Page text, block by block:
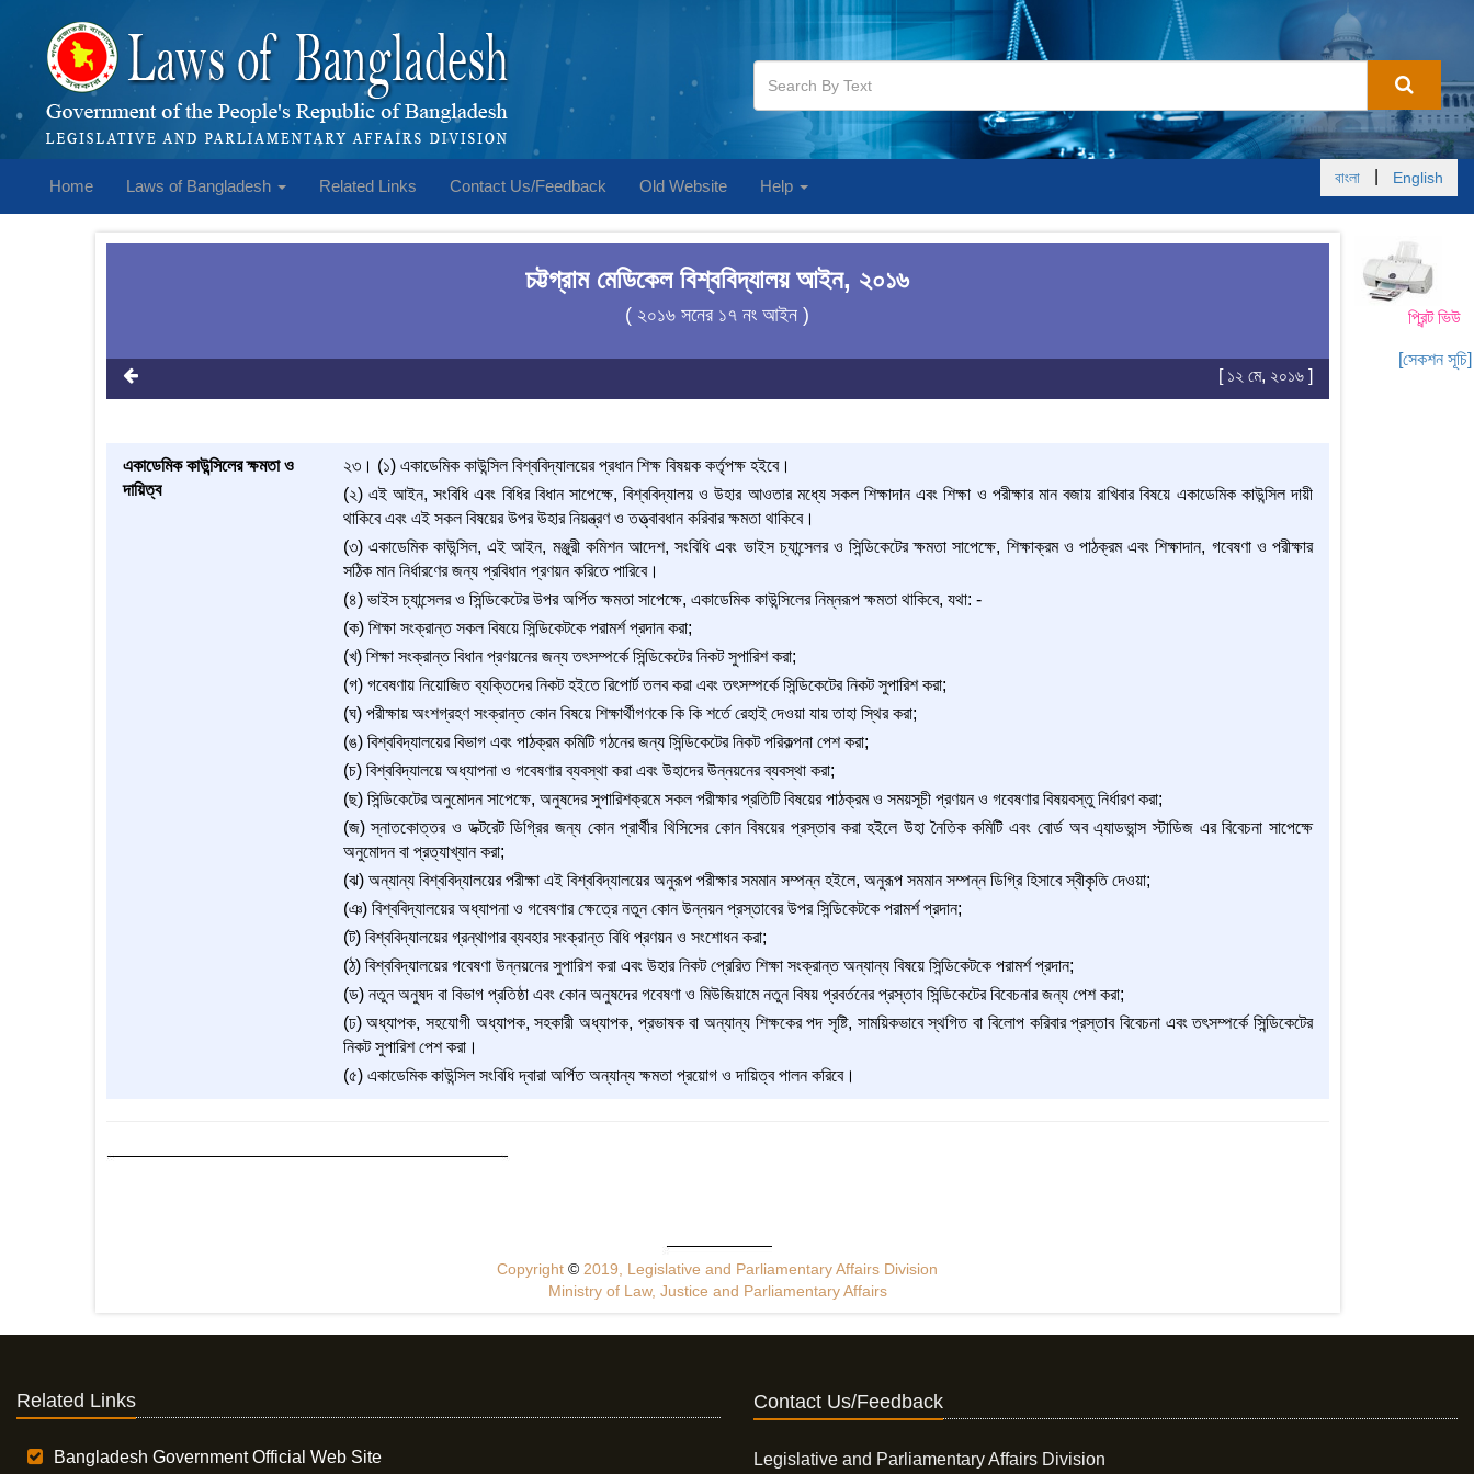
Home Laws of Bangladesh Related Links Contact Us/Feedback Old Website Help বাংলা English
প্রিন্ট ভিউ
[সেকশন সূচি]
চট্টগ্রাম মেডিকেল বিশ্ববিদ্যালয় আইন, ২০১৬
( ২০১৬ সনের ১৭ নং আইন )
[ ১২ মে, ২০১৬ ]
একাডেমিক কাউন্সিলের ক্ষমতা ও
দায়িত্ব
২৩। (১) একাডেমিক কাউন্সিল বিশ্ববিদ্যালয়ের প্রধান শিক্ষ বিষয়ক কর্তৃপক্ষ হইবে।
(২) এই আইন, সংবিধি এবং বিধির বিধান সাপেক্ষে, বিশ্ববিদ্যালয় ও উহার আওতার মধ্যে সকল শিক্ষাদান এবং শিক্ষা ও পরীক্ষার মান বজায় রাখিবার বিষয়ে একাডেমিক কাউন্সিল দায়ী
থাকিবে এবং এই সকল বিষয়ের উপর উহার নিয়ন্ত্রণ ও তত্ত্বাবধান করিবার ক্ষমতা থাকিবে।
(৩) একাডেমিক কাউন্সিল, এই আইন, মঞ্জুরী কমিশন আদেশ, সংবিধি এবং ভাইস চ্যান্সেলর ও সিন্ডিকেটের ক্ষমতা সাপেক্ষে, শিক্ষাক্রম ও পাঠক্রম এবং শিক্ষাদান, গবেষণা ও পরীক্ষার
সঠিক মান নির্ধারণের জন্য প্রবিধান প্রণয়ন করিতে পারিবে।
(৪) ভাইস চ্যান্সেলর ও সিন্ডিকেটের উপর অর্পিত ক্ষমতা সাপেক্ষে, একাডেমিক কাউন্সিলের নিম্নরূপ ক্ষমতা থাকিবে, যথা: -
(ক) শিক্ষা সংক্রান্ত সকল বিষয়ে সিন্ডিকেটকে পরামর্শ প্রদান করা;
(খ) শিক্ষা সংক্রান্ত বিধান প্রণয়নের জন্য তৎসম্পর্কে সিন্ডিকেটের নিকট সুপারিশ করা;
(গ) গবেষণায় নিয়োজিত ব্যক্তিদের নিকট হইতে রিপোর্ট তলব করা এবং তৎসম্পর্কে সিন্ডিকেটের নিকট সুপারিশ করা;
(ঘ) পরীক্ষায় অংশগ্রহণ সংক্রান্ত কোন বিষয়ে শিক্ষার্থীগণকে কি কি শর্তে রেহাই দেওয়া যায় তাহা স্থির করা;
(ঙ) বিশ্ববিদ্যালয়ের বিভাগ এবং পাঠক্রম কমিটি গঠনের জন্য সিন্ডিকেটের নিকট পরিকল্পনা পেশ করা;
(চ) বিশ্ববিদ্যালয়ে অধ্যাপনা ও গবেষণার ব্যবস্থা করা এবং উহাদের উন্নয়নের ব্যবস্থা করা;
(ছ) সিন্ডিকেটের অনুমোদন সাপেক্ষে, অনুষদের সুপারিশক্রমে সকল পরীক্ষার প্রতিটি বিষয়ের পাঠক্রম ও সময়সূচী প্রণয়ন ও গবেষণার বিষয়বস্তু নির্ধারণ করা;
(জ) স্নাতকোত্তর ও ডক্টরেট ডিগ্রির জন্য কোন প্রার্থীর থিসিসের কোন বিষয়ের প্রস্তাব করা হইলে উহা নৈতিক কমিটি এবং বোর্ড অব এ্যাডভান্স স্টাডিজ এর বিবেচনা সাপেক্ষে
অনুমোদন বা প্রত্যাখ্যান করা;
(ঝ) অন্যান্য বিশ্ববিদ্যালয়ের পরীক্ষা এই বিশ্ববিদ্যালয়ের অনুরূপ পরীক্ষার সমমান সম্পন্ন হইলে, অনুরূপ সমমান সম্পন্ন ডিগ্রি হিসাবে স্বীকৃতি দেওয়া;
(ঞ) বিশ্ববিদ্যালয়ের অধ্যাপনা ও গবেষণার ক্ষেত্রে নতুন কোন উন্নয়ন প্রস্তাবের উপর সিন্ডিকেটকে পরামর্শ প্রদান;
(ট) বিশ্ববিদ্যালয়ের গ্রন্থাগার ব্যবহার সংক্রান্ত বিধি প্রণয়ন ও সংশোধন করা;
(ঠ) বিশ্ববিদ্যালয়ের গবেষণা উন্নয়নের সুপারিশ করা এবং উহার নিকট প্রেরিত শিক্ষা সংক্রান্ত অন্যান্য বিষয়ে সিন্ডিকেটকে পরামর্শ প্রদান;
(ড) নতুন অনুষদ বা বিভাগ প্রতিষ্ঠা এবং কোন অনুষদের গবেষণা ও মিউজিয়ামে নতুন বিষয় প্রবর্তনের প্রস্তাব সিন্ডিকেটের বিবেচনার জন্য পেশ করা;
(ঢ) অধ্যাপক, সহযোগী অধ্যাপক, সহকারী অধ্যাপক, প্রভাষক বা অন্যান্য শিক্ষকের পদ সৃষ্টি, সাময়িকভাবে স্থগিত বা বিলোপ করিবার প্রস্তাব বিবেচনা এবং তৎসম্পর্কে সিন্ডিকেটের
নিকট সুপারিশ পেশ করা।
(৫) একাডেমিক কাউন্সিল সংবিধি দ্বারা অর্পিত অন্যান্য ক্ষমতা প্রয়োগ ও দায়িত্ব পালন করিবে।
Copyright© 2019, Legislative and Parliamentary Affairs Division
Ministry of Law, Justice and Parliamentary Affairs
Related Links
Bangladesh Government Official Web Site
Contact Us/Feedback
Legislative and Parliamentary Affairs Division